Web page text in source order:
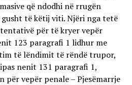
që ndodhi në rrugën
gusht të këtij viti. Njëri nga tetë
për të kryer vepër
123 paragrafi 1 lidhur me
të lëndimit të rëndë trupor,
nenit 131 paragrafi 1,
për vepër penale – Pjesëmarrje